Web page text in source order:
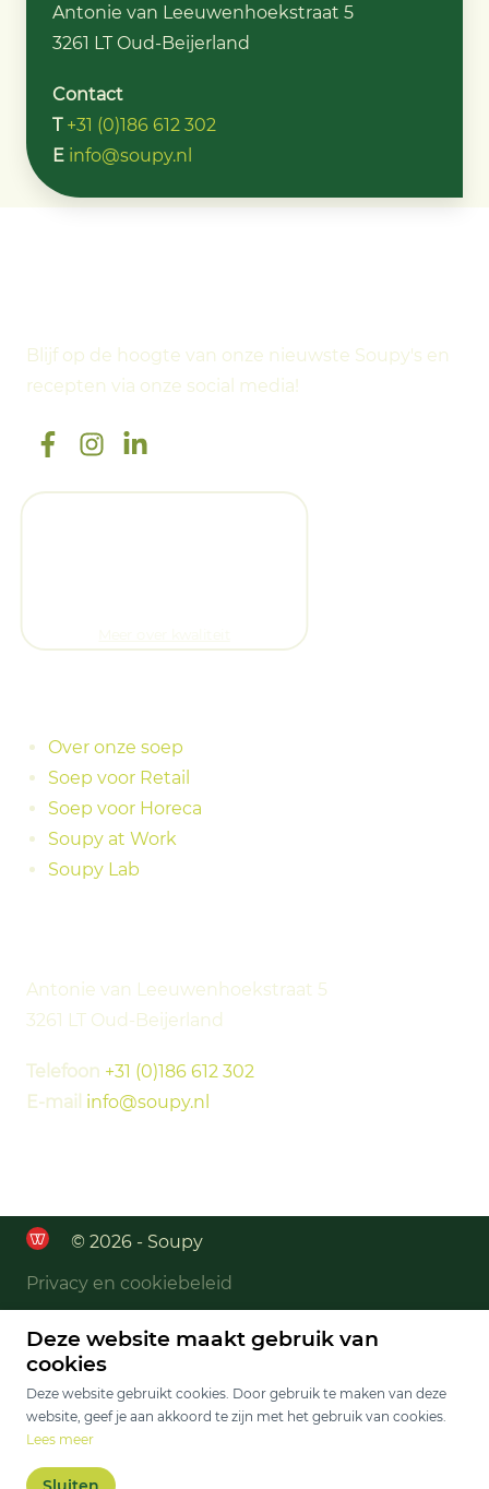
Antonie van Leeuwenhoekstraat 5
3261 LT Oud-Beijerland
Contact
T +31 (0)186 612 302
E info@soupy.nl
Blijf op de hoogte van onze nieuwste Soupy's en
recepten via onze social media!
Over onze soep
Soep voor Retail
Soep voor Horeca
Soupy at Work
Soupy Lab
Antonie van Leeuwenhoekstraat 5
3261 LT Oud-Beijerland
Telefoon +31 (0)186 612 302
E-mail info@soupy.nl
© 2026 - Soupy
Privacy en cookiebeleid
Deze website maakt gebruik van
cookies
Deze website gebruikt cookies. Door gebruik te maken van deze
website, geef je aan akkoord te zijn met het gebruik van cookies.
Lees meer